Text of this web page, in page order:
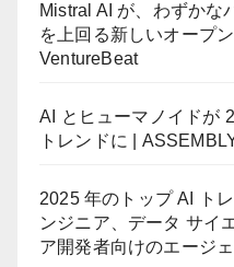
Mistral AI が、わずかな
を上回る新しいオープ
VentureBeat
AI とヒューマノイドが
トレンドに |
2025 年のトップ AI ト
ンジニア、データ サイ
ア開発者向けのエージ